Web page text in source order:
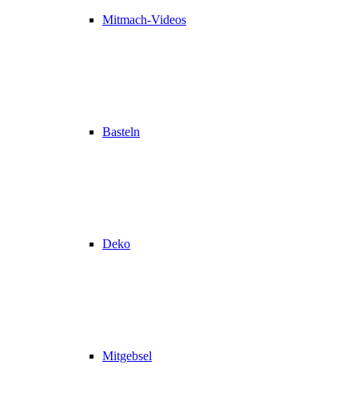
Mitmach-Videos
Basteln
Deko
Mitgebsel